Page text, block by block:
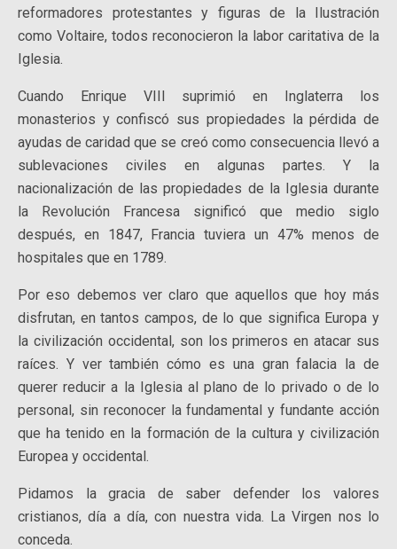
reformadores protestantes y figuras de la Ilustración
como Voltaire, todos reconocieron la labor caritativa de la
Iglesia.
Cuando Enrique VIII suprimió en Inglaterra los
monasterios y confiscó sus propiedades la pérdida de
ayudas de caridad que se creó como consecuencia llevó a
sublevaciones civiles en algunas partes. Y la
nacionalización de las propiedades de la Iglesia durante
la Revolución Francesa significó que medio siglo
después, en 1847, Francia tuviera un 47% menos de
hospitales que en 1789.
Por eso debemos ver claro que aquellos que hoy más
disfrutan, en tantos campos, de lo que significa Europa y
la civilización occidental, son los primeros en atacar sus
raíces. Y ver también cómo es una gran falacia la de
querer reducir a la Iglesia al plano de lo privado o de lo
personal, sin reconocer la fundamental y fundante acción
que ha tenido en la formación de la cultura y civilización
Europea y occidental.
Pidamos la gracia de saber defender los valores
cristianos, día a día, con nuestra vida. La Virgen nos lo
conceda.